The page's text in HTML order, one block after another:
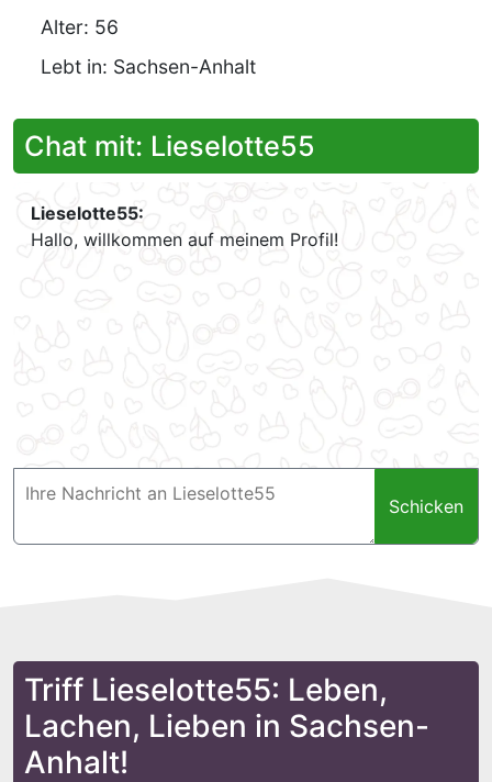
Alter: 56
Lebt in: Sachsen-Anhalt
Chat mit: Lieselotte55
Lieselotte55:
Hallo, willkommen auf meinem Profil!
Schicken
Triff Lieselotte55: Leben,
Lachen, Lieben in Sachsen-
Anhalt!